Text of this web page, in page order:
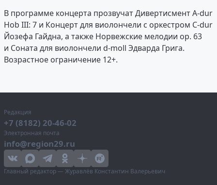
В программе концерта прозвучат Дивертисмент A-dur
Hob III: 7 и Концерт для виолончели с оркестром C-dur
Йозефа Гайдна, а также Норвежские мелодии ор. 63
и Соната для виолончели d-moll Эдварда Грига.
Возрастное ограничение 12+.
Редакция
+7 (8182) 20-46-02
Электронная почта
info@region29.ru
Главный редактор — Журавлёв Константин Валерьевич